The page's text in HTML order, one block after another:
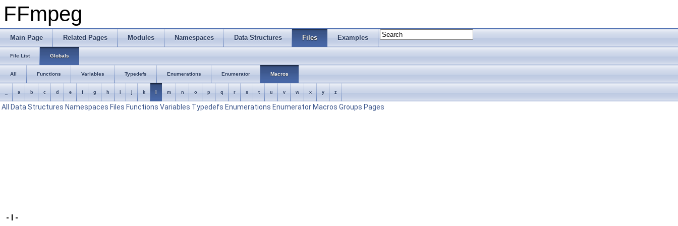
FFmpeg
Main Page Related Pages Modules Namespaces Data Structures Files Examples
File List Globals
All Functions Variables Typedefs Enumerations Enumerator Macros
a b c d e f g h i j k l m n o p q r s t u v w x y z
All Data Structures Namespaces Files Functions Variables Typedefs Enumerations Enumerator Macros Groups Pages
- l -